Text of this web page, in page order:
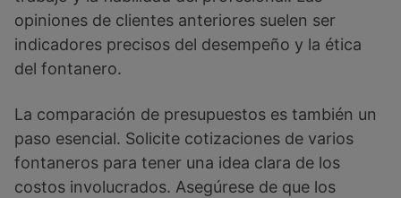
opiniones de clientes anteriores suelen ser
indicadores precisos del desempeño y la ética
del fontanero.
La comparación de presupuestos es también un
paso esencial. Solicite cotizaciones de varios
fontaneros para tener una idea clara de los
costos involucrados. Asegúrese de que los